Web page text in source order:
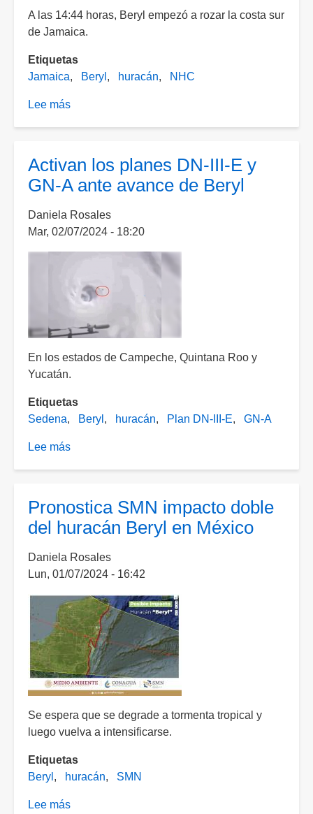
noche
A las 14:44 horas, Beryl empezó a rozar la costa sur
de Jamaica.
Etiquetas
Jamaica
Beryl huracán NHC
Lee más
ojo
del
Beryl
roza
costa
Jamaica
Activan los planes DN-III-E y
GN-A ante avance de Beryl
Daniela Rosales
Mar, 02/07/2024 - 18:20
En los estados de Campeche, Quintana Roo y
Yucatán.
Etiquetas
Sedena
Beryl huracán Plan DN-III-E GN-A
Lee más
DN-
III-
y
GN-
A
ante
avance
de
Beryl
Pronostica SMN impacto doble
del huracán Beryl en México
Daniela Rosales
Lun, 01/07/2024 - 16:42
Se espera que se degrade a tormenta tropical y
luego vuelva a intensificarse.
Etiquetas
Beryl
huracán SMN
Lee más